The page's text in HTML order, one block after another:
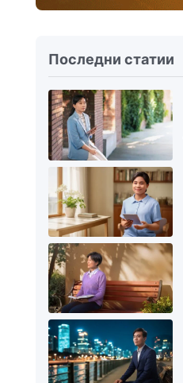
Последни статии